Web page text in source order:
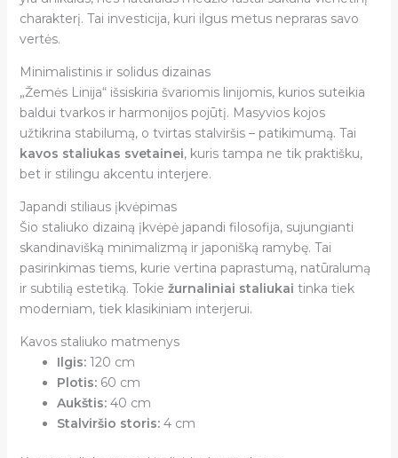
charakterį. Tai investicija, kuri ilgus metus nepraras savo
vertės.
Minimalistinis ir solidus dizainas
„Žemės Linija“ išsiskiria švariomis linijomis, kurios suteikia
baldui tvarkos ir harmonijos pojūtį. Masyvios kojos
užtikrina stabilumą, o tvirtas stalviršis – patikimumą. Tai
kavos staliukas svetainei, kuris tampa ne tik praktišku,
bet ir stilingu akcentu interjere.
Japandi stiliaus įkvėpimas
Šio staliuko dizainą įkvėpė japandi filosofija, sujungianti
skandinavišką minimalizmą ir japonišką ramybę. Tai
pasirinkimas tiems, kurie vertina paprastumą, natūralumą
ir subtilią estetiką. Tokie žurnaliniai staliukai tinka tiek
moderniam, tiek klasikiniam interjerui.
Kavos staliuko matmenys
Ilgis:120 cm
Plotis:60 cm
Aukštis:40 cm
Stalviršio storis:4 cm